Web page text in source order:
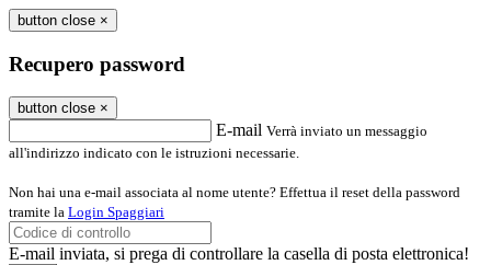
button close ×
Recupero password
button close ×
E-mail Verrà inviato un messaggio
all'indirizzo indicato con le istruzioni necessarie.
Non hai una e-mail associata al nome utente? Effettua il reset della password
tramite la Login Spaggiari
E-mail inviata, si prega di controllare la casella di posta elettronica!